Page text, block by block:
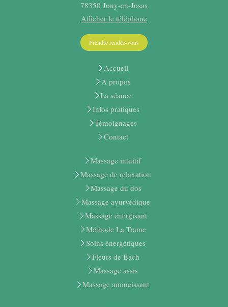
78350 Jouy-en-Josas
Afficher le téléphone
Prendre rendez-vous
Accueil
A propos
La séance
Infos pratiques
Témoignages
Contact
Massage intuitif
Massage de relaxation
Massage du dos
Massage ayurvédique
Massage énergisant
Méthode La Trame
Soins énergétiques
Fleurs de Bach
Massage assis
Massage amincissant